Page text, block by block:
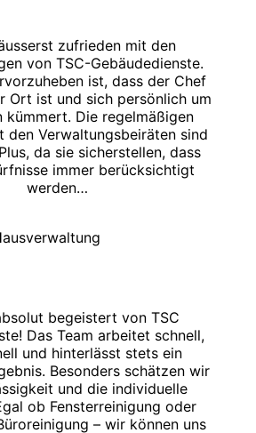
zufrieden mit den
von TSC-Gebäudedienste.
ist, dass der Chef
Ort ist und sich persönlich um
kümmert. Die regelmäßigen
den Verwaltungsbeiräten sind
da sie sicherstellen, dass
immer berücksichtigt
werden…
begeistert von TSC
Das Team arbeitet schnell,
und hinterlässt stets ein
Besonders schätzen wir
und die individuelle
ob Fensterreinigung oder
– wir können uns